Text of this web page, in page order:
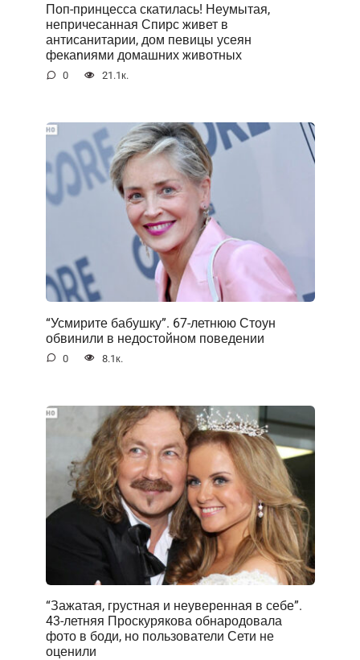
Поп-принцесса скатилась! Неумытая,
непричесанная Спирс живет в
антисанитарии, дом певицы усеян
фекаnиями домашних животных
0 21.1к.
“Усмирите бабушку”. 67-летнюю Стоун
обвинили в недостойном поведении
0 8.1к.
“Зажатая, грустная и неуверенная в себе”.
43-летняя Проскурякова обнародовала
фото в боди, но пользователи Сети не
оценили